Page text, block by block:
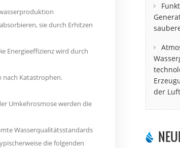
sie durch Erhitzen
Energieeffizienz wird durch
nach Katastrophen.
Umkehrosmose werden die
Wasserqualitätsstandards
die folgenden
der Luft